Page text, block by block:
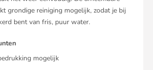
grondige reiniging mogelijk, zodat je bij
bent van fris, puur water.
mogelijk